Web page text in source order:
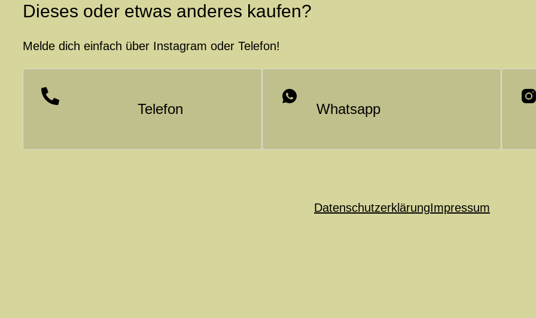
Dieses oder etwas anderes kaufen?
Melde dich einfach über Instagram oder Telefon!
Telefon Whatsapp
DatenschutzerklärungImpressum